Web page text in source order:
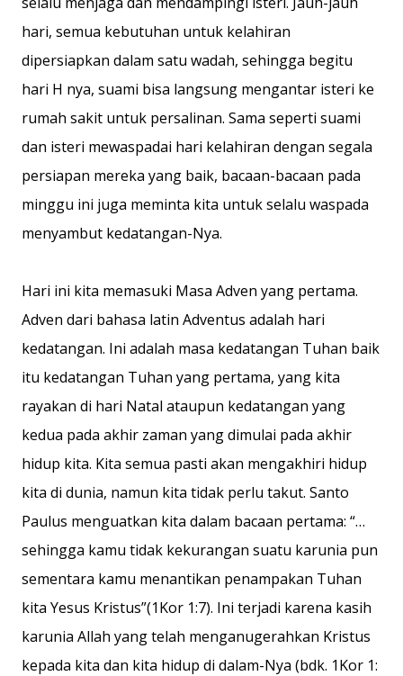
hari, semua kebutuhan untuk kelahiran
dipersiapkan dalam satu wadah, sehingga begitu
hari H nya, suami bisa langsung mengantar isteri ke
rumah sakit untuk persalinan. Sama seperti suami
dan isteri mewaspadai hari kelahiran dengan segala
persiapan mereka yang baik, bacaan-bacaan pada
minggu ini juga meminta kita untuk selalu waspada
menyambut kedatangan-Nya.
Hari ini kita memasuki Masa Adven yang pertama.
Adven dari bahasa latin Adventus adalah hari
kedatangan. Ini adalah masa kedatangan Tuhan baik
itu kedatangan Tuhan yang pertama, yang kita
rayakan di hari Natal ataupun kedatangan yang
kedua pada akhir zaman yang dimulai pada akhir
hidup kita. Kita semua pasti akan mengakhiri hidup
kita di dunia, namun kita tidak perlu takut. Santo
Paulus menguatkan kita dalam bacaan pertama: “…
sehingga kamu tidak kekurangan suatu karunia pun
sementara kamu menantikan penampakan Tuhan
kita Yesus Kristus”(1Kor 1:7). Ini terjadi karena kasih
karunia Allah yang telah menganugerahkan Kristus
kepada kita dan kita hidup di dalam-Nya (bdk. 1Kor 1: